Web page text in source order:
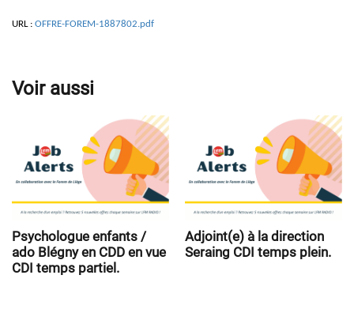
URL : OFFRE-FOREM-1887802.pdf
Voir aussi
Psychologue enfants /
ado Blégny en CDD en vue
CDI temps partiel.
Adjoint(e) à la direction
Seraing CDI temps plein.